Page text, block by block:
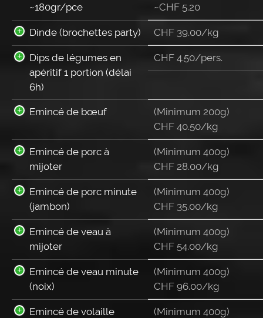
~180gr/pce
~CHF 5.20
Dinde (brochettes party) CHF 39.00/kg
Dips de légumes en
apéritif 1 portion (délai
6h)
CHF 4.50/pers.
Emincé de bœuf
(Minimum 200g)
CHF 40.50/kg
Emincé de porc à
mijoter
(Minimum 400g)
CHF 28.00/kg
Emincé de porc minute
(jambon)
(Minimum 400g)
CHF 35.00/kg
Emincé de veau à
mijoter
(Minimum 400g)
CHF 54.00/kg
Emincé de veau minute
(noix)
(Minimum 400g)
CHF 96.00/kg
Emincé de volaille
(Minimum 400g)